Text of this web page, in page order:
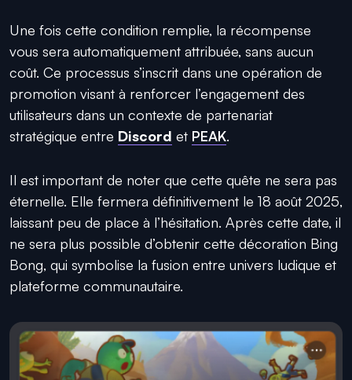
Une fois cette condition remplie, la récompense
vous sera automatiquement attribuée, sans aucun
coût. Ce processus s’inscrit dans une opération de
promotion visant à renforcer l’engagement des
utilisateurs dans un contexte de partenariat
stratégique entre Discord et PEAK.
Il est important de noter que cette quête ne sera pas
éternelle. Elle fermera définitivement le 18 août 2025,
laissant peu de place à l’hésitation. Après cette date, il
ne sera plus possible d’obtenir cette décoration Bing
Bong, qui symbolise la fusion entre univers ludique et
plateforme communautaire.